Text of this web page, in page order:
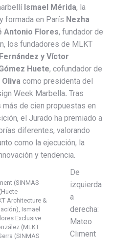
Ismael Mérida, la
formada en París Nezha
Antonio Flores, fundador de
los fundadores de MLKT
y Víctor
Huete, cofundador de
Oliva como presidenta del
Week Marbella. Tras
de cien propuestas en
el Jurado ha premiado a
diferentes, valorando
como la ejecución, la
y tendencia.
(SINMAS
Architecture &
Ismael
Exclusive
(MLKT
(SINMAS
De
izquierda
a
derecha:
Mateo
Climent